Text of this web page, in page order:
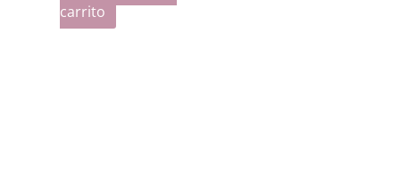
carrito